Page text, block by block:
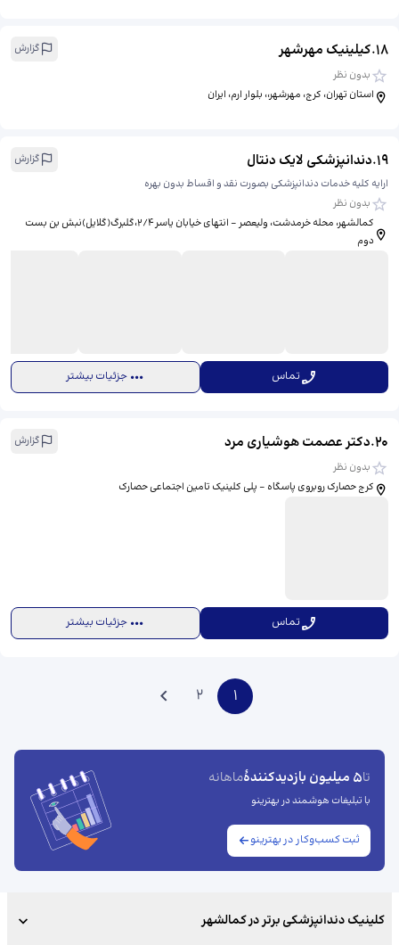
18
.کیلینیک مهرشهر
گزارش
بدون نظر
استان تهران، کرج، مهرشهر،، بلوار ارم، ایران
19
.دندانپزشکی لایک دنتال
گزارش
ارایه کلیه خدمات دندانپزشکی بصورت نقد و اقساط بدون بهره
بدون نظر
کمالشهر، محله خرمدشت، ولیعصر - انتهای خیابان یاسر ۲/۴،گلبرگ(گلایل)نبش بن بست
دوم
تماس جزئیات بیشتر
20
.دکتر عصمت هوشیاری مرد
گزارش
بدون نظر
کرج حصارک روبروی پاسگاه - پلی کلینیک تامین اجتماعی حصارک
تماس جزئیات بیشتر
1
2
تا5 میلیون بازدیدکنندهٔ ماهانه
با تبلیغات هوشمند در بهترینو
ثبت کسب‌وکار در بهترینو
کلینیک دندانپزشکی برتر در کمالشهر